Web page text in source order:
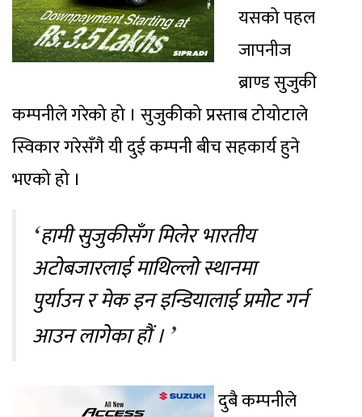
यसको पहल
जापनीज
ब्राण्ड सुजुकी
कम्पनीले गरेको हो । सुजुकीको प्रस्ताब टोयोटाले
स्विकार गरेसँगै यी दुई कम्पनी बीच सहकार्य हुने
भएको हो ।
हामी सुजुकीसँग मिलेर भारतीय
अटोबजारलाई माथिल्लो स्थानमा
पुर्याउन र मेक इन इन्डियालाई प्रमोट गर्न
आउन लागेका हौं ।
दुबै कम्पनीले